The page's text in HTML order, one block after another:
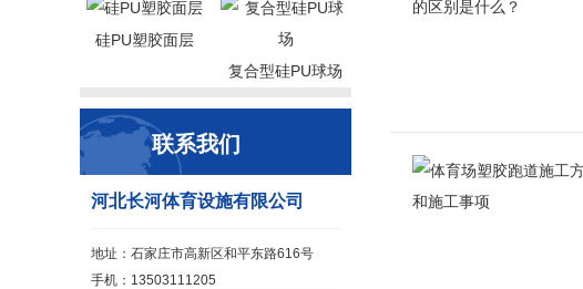
硅PU塑胶面层
复合型硅PU球场
联系我们
河北长河体育设施有限公司
地址：石家庄市高新区和平东路616号
手机：13503111205